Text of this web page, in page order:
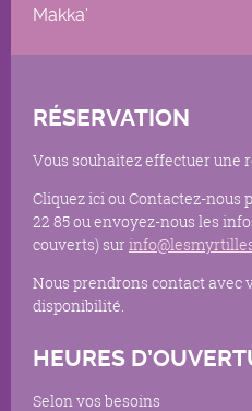
Makka'
RÉSERVATION
Vous souhaitez effectuer une
Cliquez ici ou Contactez-nous
22 85 ou envoyez-nous les
couverts) sur
Nous prendrons contact avec
disponibilité.
HEURES
Selon vos besoins